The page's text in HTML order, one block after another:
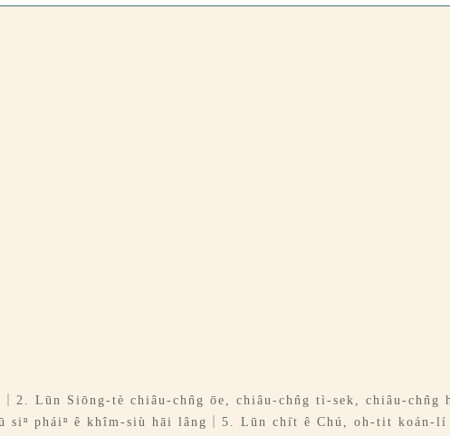
2. Lūn Siōng-tè chiâu-chn̂g ōe, chiâu-chn̂g tì-sek, chiâu-chn̂g
siⁿ pháiⁿ ê khîm-siù hāi lâng｜5. Lūn chi̍t ê Chú, oh-tit koán-